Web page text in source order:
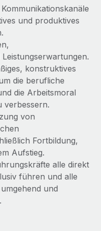
und produktives
konstruktives
die berufliche
die Arbeitsmoral
verbessern.
von
Fortbildung,
Aufstieg.
alle direkt
führen und alle
und